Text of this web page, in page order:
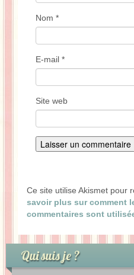
Nom *
E-mail *
Site web
Ce site utilise Akismet pour
savoir plus sur comment
commentaires sont
Qui suis je ?